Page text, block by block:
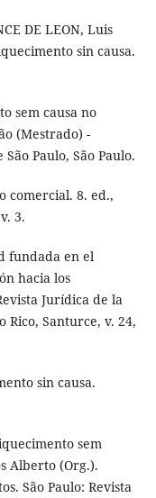
DE LEON, Luis
sin causa.
sem causa no
(Mestrado) -
Paulo, São Paulo.
comercial. 8. ed.,
3.
fundada en el
hacia los
Jurídica de la
Santurce, v. 24,
sin causa.
sem
Alberto (Org.).
São Paulo: Revista